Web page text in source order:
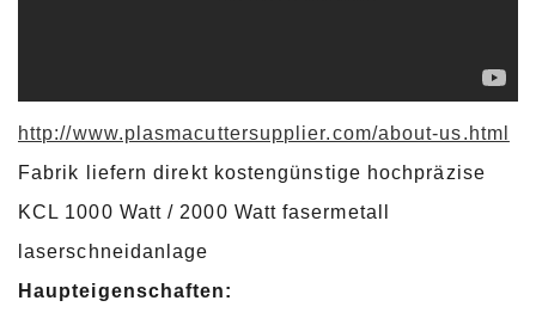
http://www.plasmacuttersupplier.com/about-us.html
Fabrik liefern direkt kostengünstige hochpräzise
KCL 1000 Watt / 2000 Watt fasermetall
laserschneidanlage
Haupteigenschaften: